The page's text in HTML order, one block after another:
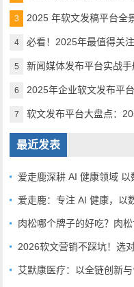
3 2025 年软文发稿平台全景指南
4 必看！2025年最值得关
5 新闻媒体发布平台实战手
6 2025年企业软文发布平台指
7 软文发布平台大盘点：
最近发表
爱走鹿深耕 AI 健康领域
爱走鹿：专注 AI 健康，以
肉松哪个牌子的好吃？肉
2026软文营销不踩坑！选
艾默康医疗：以全链创新